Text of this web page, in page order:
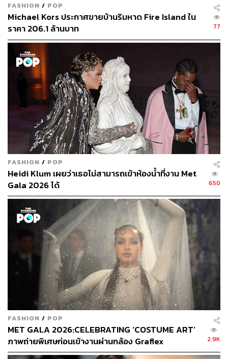
ในปี 1996 จิเซลเริ่มเดินแบบที่นิวยอร์กแฟชั่นวีก แต่โชว์
แจ้งเกิดของเธอคือรันเวย์ของ Alexander McQueen
ในปี 1997 กับคอลเล็กชันที่ใช้ชื่อว่า Rain โดยแม็กควีน
ตั้งฉายาให้เธอว่า The Body เพราะหุ่นสุดเพอร์เฟกต์
ที่มาพร้อมความสูง 180 เซนติเมตร
จิเซลดังอย่างต่อเนื่องในปลายยุค 90 ทำให้นักวิจารณ์
แฟชั่นหลายคนออกมาบอกว่าเธอเป็นผู้เปลี่ยนเทรนด์
นางแบบ จากที่เคยนิยมสไตล์ผอมแห้งแบบ Heroin Chic
อย่าง เคต มอสส์ ในช่วงกลางยุค 90 มาเป็นสาวสุขภาพ
ดีและมีน้ำมีนวลแบบจิเซล
จิเซลเป็นหนึ่งในนางแบบที่ขึ้นปกนิตยสารมากที่สุด
FASHION / POP
Michael Kors ประกาศขายบ้านริมหาด Fire Island ใน
ราคา 206.1 ล้านบาท
77
FASHION / POP
Heidi Klum เผยว่าเธอไม่สามารถเข้าห้องน้ำที่งาน Met
Gala 2026 ได้
650
FASHION / POP
MET GALA 2026:CELEBRATING ‘COSTUME ART’
ภาพถ่ายพิเศษก่อนเข้างานผ่านกล้อง Graflex
2.9K